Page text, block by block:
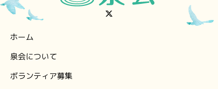
ホーム
泉会について
ボランティア募集